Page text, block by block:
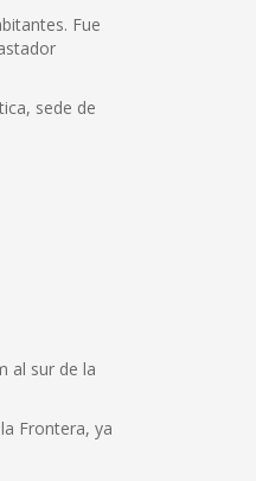
Fue
sede de
al sur de la
Frontera, ya